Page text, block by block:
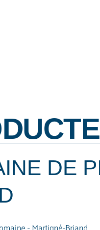
DE
- Martigné-Briand